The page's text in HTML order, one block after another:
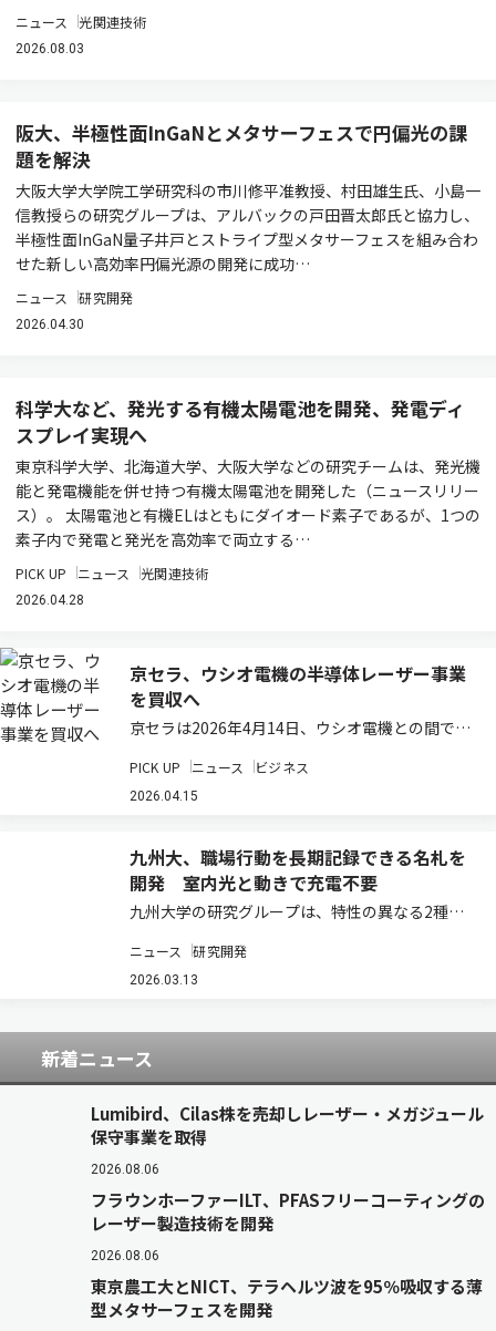
ニュース 光関連技術
2026.08.03
阪大、半極性面InGaNとメタサーフェスで円偏光の課
題を解決
大阪大学大学院工学研究科の市川修平准教授、村田雄生氏、小島一
信教授らの研究グループは、アルバックの戸田晋太郎氏と協力し、
半極性面InGaN量子井戸とストライプ型メタサーフェスを組み合わ
せた新しい高効率円偏光源の開発に成功…
ニュース 研究開発
2026.04.30
科学大など、発光する有機太陽電池を開発、発電ディ
スプレイ実現へ
東京科学大学、北海道大学、大阪大学などの研究チームは、発光機
能と発電機能を併せ持つ有機太陽電池を開発した（ニュースリリー
ス）。 太陽電池と有機ELはともにダイオード素子であるが、1つの
素子内で発電と発光を高効率で両立する…
PICK UP ニュース 光関連技術
2026.04.28
京セラ、ウシオ電機の半導体レーザー事業
を買収へ
京セラは2026年4月14日、ウシオ電機との間で、
譲渡契約を締結したと発表した（ニュースリリー
ス）。本契約に基づき、ウシオ電機が新会社を設
PICK UP ニュース ビジネス
2026.04.15
九州大、職場行動を長期記録できる名札を
開発 室内光と動きで充電不要
九州大学の研究グループは、特性の異なる2種類
わせた装置を設計・開発した（ニュースリリー
ス）。 ウェアラブル端末は、健康管理や行動分析
く…
ニュース 研究開発
2026.03.13
新着ニュース
Lumibird、Cilas株を売却しレーザー・メガジュール
保守事業を取得
2026.08.06
フラウンホーファーILT、PFASフリーコーティングの
レーザー製造技術を開発
2026.08.06
東京農工大とNICT、テラヘルツ波を95％吸収する薄
型メタサーフェスを開発